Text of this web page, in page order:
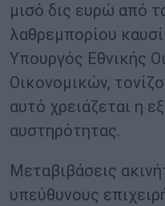
μισό δις ευρώ από
λαθρεμπορίου
Υπουργός Εθνικής
Οικονομικών,
αυτό χρειάζεται η
αυστηρότητας.
Μεταβιβάσεις
υπεύθυνους